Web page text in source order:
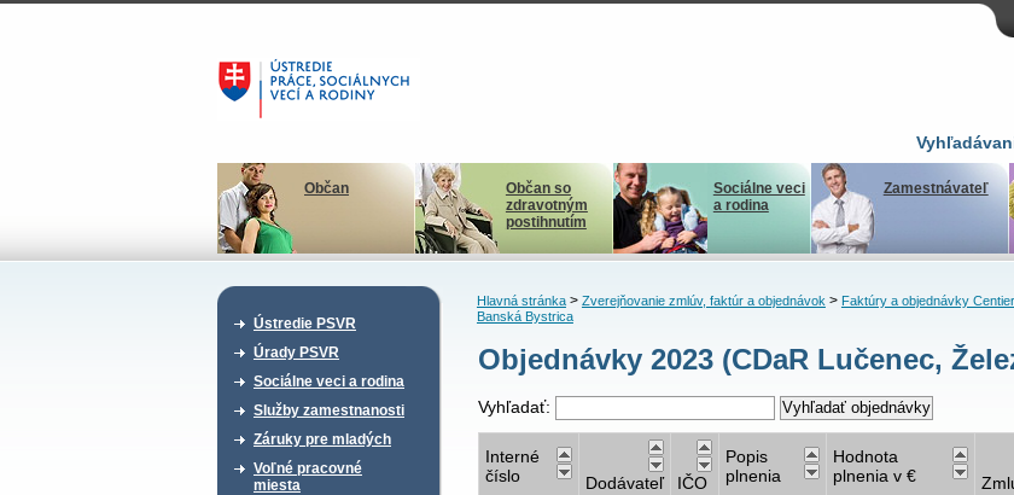
Občan
Občan so
zdravotným
postihnutím
Sociálne veci
a rodina
Zamestnávateľ
Ústredie PSVR
Úrady PSVR
Sociálne veci a rodina
Služby zamestnanosti
Záruky pre mladých
Voľné pracovné
miesta
Hlavná stránka> Zverejňovanie zmlúv, faktúr a objednávok> Faktúry a objednávky
Banská Bystrica
Objednávky 2023 (CDaR Lučenec,
Vyhľadať:
Interné
číslo
Dodávateľ IČO
Popis
plnenia
Hodnota
plnenia v €